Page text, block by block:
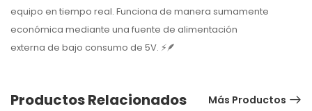
equipo en tiempo real. Funciona de manera sumamente
económica mediante una fuente de alimentación
externa de bajo consumo de 5V. ⚡🪶
Productos Relacionados Más Productos